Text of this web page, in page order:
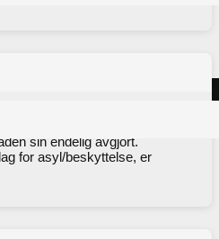
i et annet land, og
sin endelig avgjort.
for asyl/beskyttelse, er